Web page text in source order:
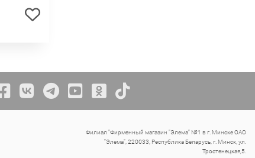
Филиал "Фирменный магазин "Элема" №1 в г. Минске ОАО
"Элема", 220033, Республика Беларусь, г. Минск, ул.
Тростенецкая,5.